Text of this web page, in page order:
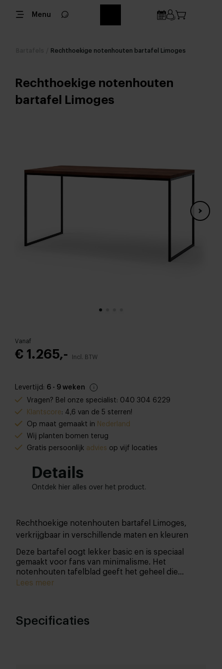
Menu
Rechthoekige notenhouten bartafel Limoges
Rechthoekige notenhouten
bartafel Limoges
Vanaf
€ 1.265,- Incl. BTW
Levertijd: 6 - 9 weken
Vragen? Bel onze specialist: 040 304 6229
Klantscore: 4,6 van de 5 sterren!
Op maat gemaakt in Nederland
Wij planten bomen terug
Gratis persoonlijk advies op vijf locaties
Details
Ontdek hier alles over het product.
Rechthoekige notenhouten bartafel Limoges,
verkrijgbaar in verschillende maten en kleuren
Deze bartafel oogt lekker basic en is speciaal
gemaakt voor fans van minimalisme. Het
notenhouten tafelblad geeft het geheel die
typische warme uitstraling.
Lees meer
Specificaties